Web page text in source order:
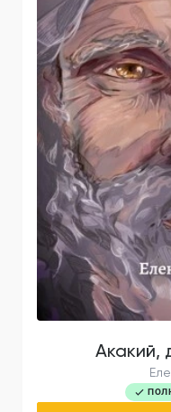
Акакий,